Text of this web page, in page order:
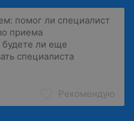
Рекомендую